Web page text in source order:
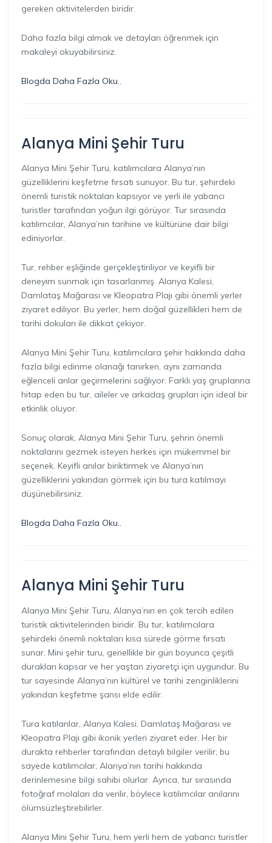
gereken aktivitelerden biridir.
Daha fazla bilgi almak ve detayları öğrenmek için
makaleyi okuyabilirsiniz.
Blogda Daha Fazla Oku..
Alanya Mini Şehir Turu
Alanya Mini Şehir Turu, katılımcılara Alanya’nın
güzelliklerini keşfetme fırsatı sunuyor. Bu tur, şehirdeki
önemli turistik noktaları kapsıyor ve yerli ile yabancı
turistler tarafından yoğun ilgi görüyor. Tur sırasında
katılımcılar, Alanya’nın tarihine ve kültürüne dair bilgi
ediniyorlar.
Tur, rehber eşliğinde gerçekleştiriliyor ve keyifli bir
deneyim sunmak için tasarlanmış. Alanya Kalesi,
Damlataş Mağarası ve Kleopatra Plajı gibi önemli yerler
ziyaret ediliyor. Bu yerler, hem doğal güzellikleri hem de
tarihi dokuları ile dikkat çekiyor.
Alanya Mini Şehir Turu, katılımcılara şehir hakkında daha
fazla bilgi edinme olanağı tanırken, aynı zamanda
eğlenceli anlar geçirmelerini sağlıyor. Farklı yaş gruplarına
hitap eden bu tur, aileler ve arkadaş grupları için ideal bir
etkinlik oluyor.
Sonuç olarak, Alanya Mini Şehir Turu, şehrin önemli
noktalarını gezmek isteyen herkes için mükemmel bir
seçenek. Keyifli anılar biriktirmek ve Alanya’nın
güzelliklerini yakından görmek için bu tura katılmayı
düşünebilirsiniz.
Blogda Daha Fazla Oku..
Alanya Mini Şehir Turu
Alanya Mini Şehir Turu, Alanya’nın en çok tercih edilen
turistik aktivitelerinden biridir. Bu tur, katılımcılara
şehirdeki önemli noktaları kısa sürede görme fırsatı
sunar. Mini şehir turu, genellikle bir gün boyunca çeşitli
durakları kapsar ve her yaştan ziyaretçi için uygundur. Bu
tur sayesinde Alanya’nın kültürel ve tarihi zenginliklerini
yakından keşfetme şansı elde edilir.
Tura katılanlar, Alanya Kalesi, Damlataş Mağarası ve
Kleopatra Plajı gibi ikonik yerleri ziyaret eder. Her bir
durakta rehberler tarafından detaylı bilgiler verilir; bu
sayede katılımcılar, Alanya’nın tarihi hakkında
derinlemesine bilgi sahibi olurlar. Ayrıca, tur sırasında
fotoğraf molaları da verilir, böylece katılımcılar anılarını
ölümsüzleştirebilirler.
Alanya Mini Şehir Turu, hem yerli hem de yabancı turistler